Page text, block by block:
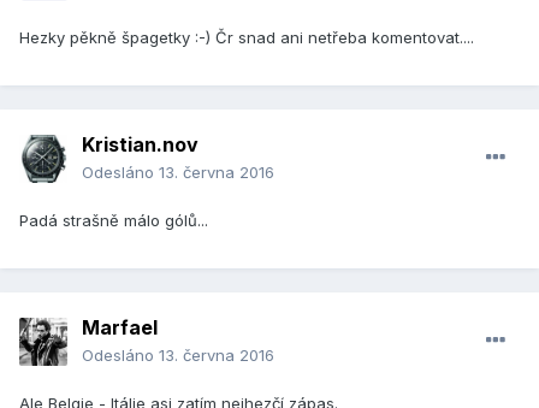
Hezky pěkně špagetky :-) Čr snad ani netřeba komentovat....
Kristian.nov
Odesláno 13. června 2016
Padá strašně málo gólů...
Marfael
Odesláno 13. června 2016
Ale Belgie - Itálie asi zatím nejhezčí zápas.